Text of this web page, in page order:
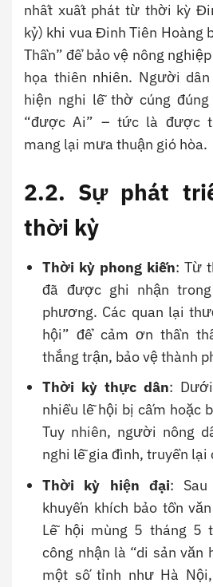
nhất xuất phát từ thời kỳ
kỷ) khi vua Đinh Tiên Hoàng
Thần” để bảo vệ nông
họa thiên nhiên. Người
hiện nghi lễ thờ cúng
“được Ai” – tức là được
mang lại mưa thuận gió hòa.
2.2. Sự phát
thời kỳ
Thời kỳ phong kiến: Từ
đã được ghi nhận
phương. Các quan lại
hội” để cảm ơn thần
thắng trận, bảo vệ thành
Thời kỳ thực dân:
nhiều lễ hội bị cấm hoặc
Tuy nhiên, người nông
nghi lễ gia đình, truyền lại
Thời kỳ hiện đại:
khuyến khích bảo tồn
Lễ hội mùng 5 tháng 5
công nhận là “di sản văn
một số tỉnh như Hà